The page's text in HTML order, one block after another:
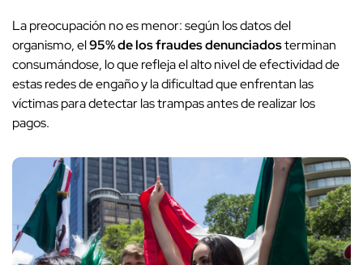
La preocupación no es menor: según los datos del
organismo, el95% de los fraudes denunciadosterminan
consumándose, lo que refleja el alto nivel de efectividad de
estas redes de engaño y la dificultad que enfrentan las
víctimas para detectar las trampas antes de realizar los
pagos.